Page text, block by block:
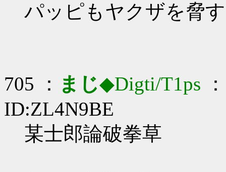
パッピもヤクザを脅
705 ： まじ◆Digti/T1ps
ID:ZL4N9BE
某士郎論破拳草